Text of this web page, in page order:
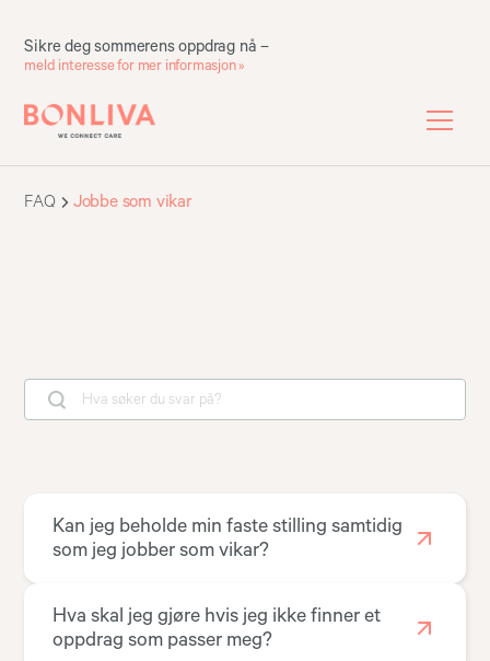
Sikre deg sommerens oppdrag nå –
meld interesse for mer informasjon »
FAQ Jobbe som vikar
Kan jeg beholde min faste stilling samtidig
som jeg jobber som vikar?
Hva skal jeg gjøre hvis jeg ikke finner et
oppdrag som passer meg?